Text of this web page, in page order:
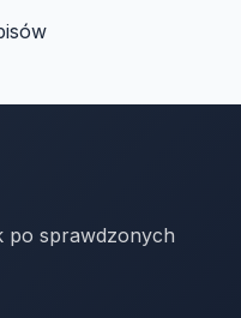
po sprawdzonych